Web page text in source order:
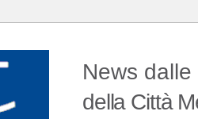
News
della Città